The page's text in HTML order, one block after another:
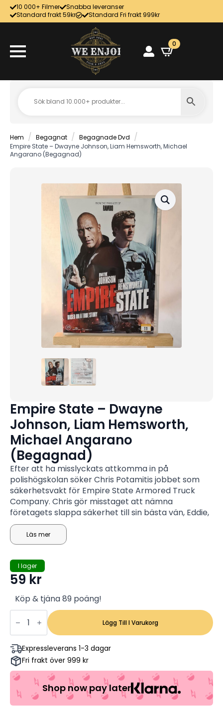
10 000+ Filmer
Snabba leveranser
Standard frakt 59kr
Standard Fri frakt 999kr
0
Hem Begagnat
Begagnade Dvd
Empire State – Dwayne Johnson, Liam Hemsworth, Michael
Angarano (Begagnad)
Empire State – Dwayne
Johnson, Liam Hemsworth,
Michael Angarano
(Begagnad)
Efter att ha misslyckats attkomma in på
polishögskolan söker Chris Potamitis jobbet som
säkerhetsvakt för Empire State Armored Truck
Company. Chris gör misstaget att nämna
företagets slappa säkerhet till sin bästa vän, Eddie,
och är snart en utarbetad plan för att råna de
rikliga mängder kontanter som lagras där igång -
vilket resulterar i det största kontant rånet i USAs
måste Chris och Eddie överlista James Ransome,
en veteran inom NYPD som är dom på spåren.
Läs mer
I lager
59 kr
Köp & tjäna 89 poäng!
Empire
State
Dwayne
Johnson,
Liam
Hemsworth,
Michael
Angarano
(Begagnad)
mängd
Lägg Till I Varukorg
Expressleverans 1-3 dagar
Fri frakt över 999 kr
Shop now pay later